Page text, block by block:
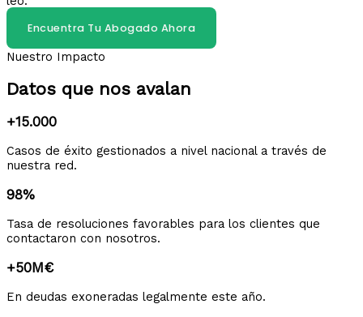
Encuentra Tu Abogado Ahora
Nuestro Impacto
Datos que nos avalan
+15.000
Casos de éxito gestionados a nivel nacional a través de
nuestra red.
98%
Tasa de resoluciones favorables para los clientes que
contactaron con nosotros.
+50M€
En deudas exoneradas legalmente este año.